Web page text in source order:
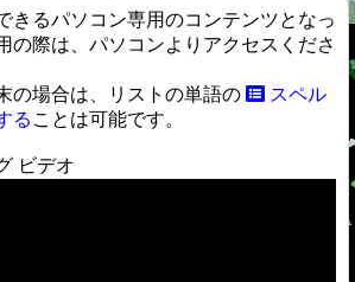
きるパソコン専用のコンテンツとなっ
の際は、パソコンよりアクセスくださ
の場合は、リストの単語の
スペル
る ことは可能です。
ビデオ